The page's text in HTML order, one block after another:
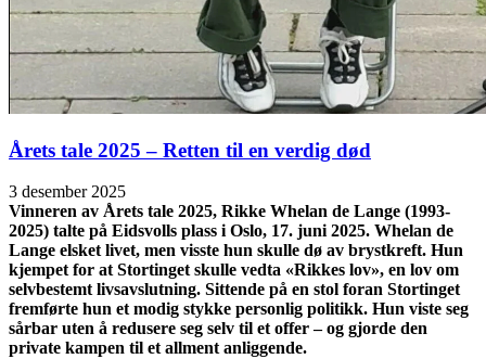
Årets tale 2025 – Retten til en verdig død
3 desember 2025
Vinneren av Årets tale 2025, Rikke Whelan de Lange (1993-
2025) talte på Eidsvolls plass i Oslo, 17. juni 2025. Whelan de
Lange elsket livet, men visste hun skulle dø av brystkreft. Hun
kjempet for at Stortinget skulle vedta «Rikkes lov», en lov om
selvbestemt livsavslutning. Sittende på en stol foran Stortinget
fremførte hun et modig stykke personlig politikk. Hun viste seg
sårbar uten å redusere seg selv til et offer – og gjorde den
private kampen til et allment anliggende.